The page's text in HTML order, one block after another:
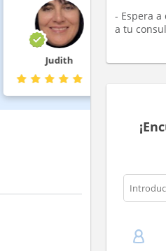
Judith
(1)
- Espera
a tu